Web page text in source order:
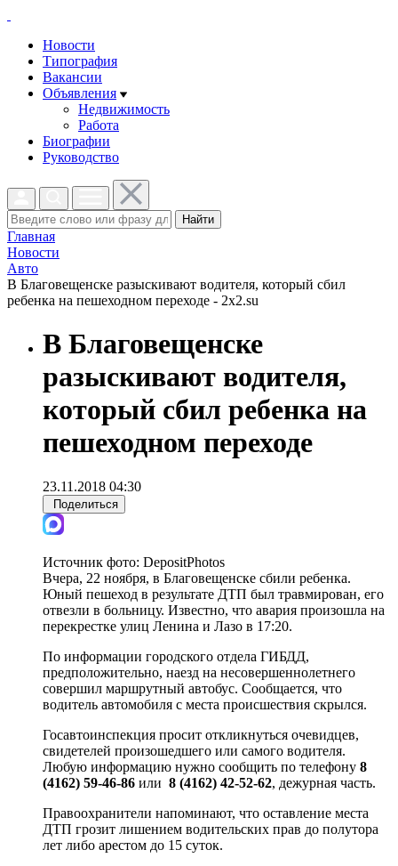
Новости
Типография
Вакансии
Объявления
Недвижимость
Работа
Биографии
Руководство
Найти
Главная
Новости
Авто
В Благовещенске разыскивают водителя, который сбил
ребенка на пешеходном переходе - 2x2.su
В Благовещенске
разыскивают водителя,
который сбил ребенка на
пешеходном переходе
23.11.2018 04:30
Поделиться
Источник фото: DepositPhotos
Вчера, 22 ноября, в Благовещенске сбили ребенка.
Юный пешеход в результате ДТП был травмирован, его
отвезли в больницу. Известно, что авария произошла на
перекрестке улиц Ленина и Лазо в 17:20.
По информации городского отдела ГИБДД,
предположительно, наезд на несовершеннолетнего
совершил маршрутный автобус. Сообщается, что
водитель автомобиля с места происшествия скрылся.
Госавтоинспекция просит откликнуться очевидцев,
свидетелей произошедшего или самого водителя.
Любую информацию нужно сообщить по телефону 8
(4162) 59-46-86 или 8 (4162) 42-52-62, дежурная часть.
Правоохранители напоминают, что оставление места
ДТП грозит лишением водительских прав до полутора
лет либо арестом до 15 суток.